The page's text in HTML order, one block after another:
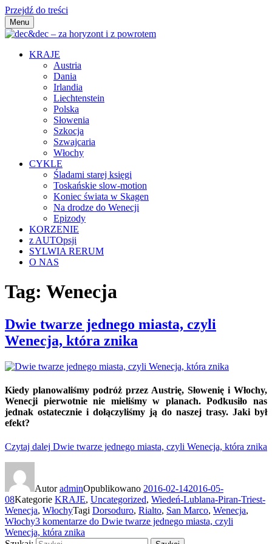
Przejdź do treści
dec&dec – za horyzont i z powrotem
Menu
KRAJE
Austria
Dania
Irlandia
Liechtenstein
Polska
Słowenia
Szkocja
Szwajcaria
Włochy
CYKLE
Śladami starej księgi
Toskańskie slow-motion
Koniec świata w Skagen
Na drodze do Wenecji
Epizody
KORZENIE
z AUTOpsji
SYLWIA RERUM
O NAS
Tag: Wenecja
Dwie twarze jednego miasta, czyli
Wenecja, która znika
Kiedy planowaliśmy podróż przez Austrię, Słowenię i Włochy,
Wenecji pierwotnie nie mieliśmy w planach. Podkusiło nas
jednak ostatecznie i dołączyliśmy ją do naszej trasy. Jaki był
efekt?
Czytaj dalej Dwie twarze jednego miasta, czyli Wenecja, która znika
AutoradminOpublikowano 2016-02-142016-05-
08Kategorie KRAJE, Uncategorized, Wiedeń-Lublana-Piran-Triest-
Wenecja, WłochyTagi Dorsoduro, Rialto, San Marco, Wenecja,
Włochy3 komentarze do Dwie twarze jednego miasta, czyli
Wenecja, która znika